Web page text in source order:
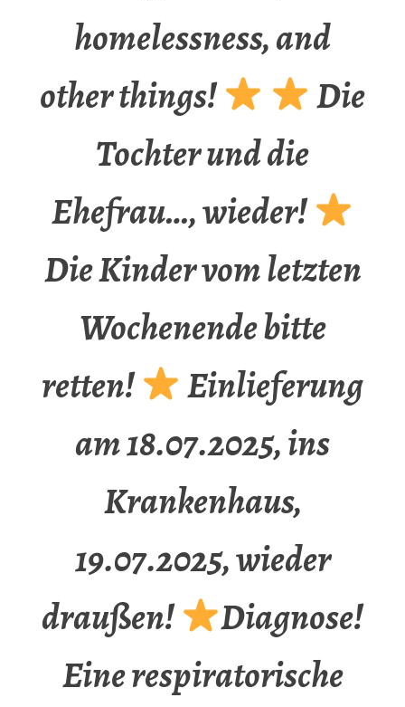
homelessness, and
other things!
Die
Tochter und die
Ehefrau…, wieder!
Die Kinder vom letzten
Wochenende bitte
retten!
Einlieferung
am 18.07.2025, ins
Krankenhaus,
19.07.2025, wieder
draußen!
Diagnose!
Eine respiratorische